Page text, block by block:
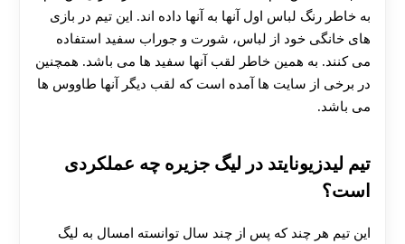
به خاطر رنگ لباس اول آنها به آنها داده اند. این تیم در بازی
های خانگی خود از لباس، شورت و جوراب سفید استفاده
می کنند. به همین خاطر لقب آنها سفید ها می باشد. همچنین
در برخی از سایت ها آمده است که لقب دیگر آنها طاووس ها
می باشد.
تیم لیدزیونایتد در لیگ جزیره چه عملکردی
است؟
این تیم هر چند که پس از چند سال توانسته امسال به لیگ